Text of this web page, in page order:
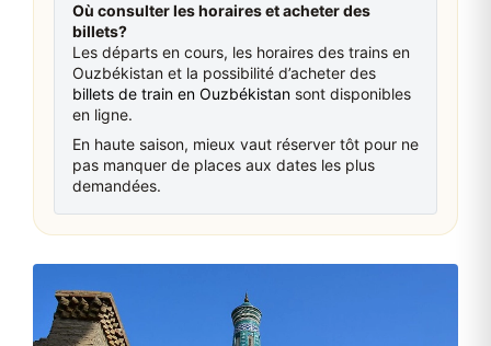
Où consulter les horaires et acheter des
billets?
Les départs en cours, les horaires des trains en
Ouzbékistan et la possibilité d’acheter des
billets de train en Ouzbékistan sont disponibles
en ligne.
En haute saison, mieux vaut réserver tôt pour ne
pas manquer de places aux dates les plus
demandées.